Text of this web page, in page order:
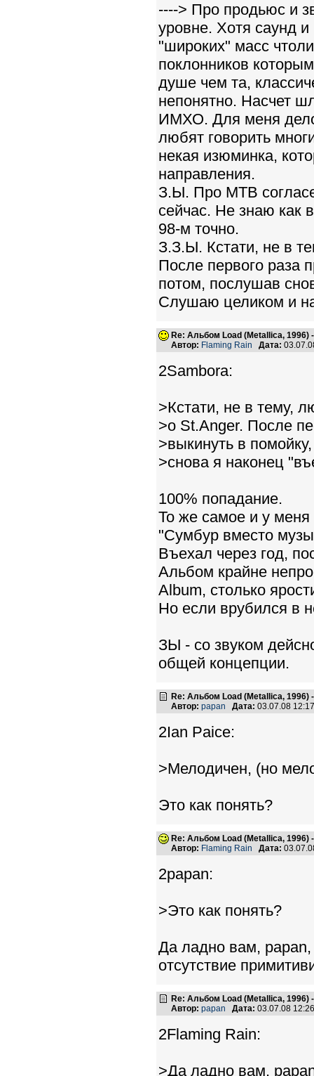
----> Про продьюс и
уровне. Хотя саунд
"широких" масс
поклонников
душе чем та,
непонятно. Насчет
ИМХО. Для меня дело
любят говорить
некая изюминка,
направления.
З.Ы. Про МТВ
сейчас. Не знаю как
98-м точно.
З.З.Ы. Кстати, не в
После первого раза
потом, послушав
Слушаю целиком и
Re: Альбом Load (Metallica, 1996)
Автор: Flaming Rain Дата:
2Sambora:
>Кстати, не в тему,
>о St.Anger. После
>выкинуть в
>снова я наконец
100% попадание.
То же самое и у меня
"Сумбур вместо
Въехал через год,
Альбом крайне
Album, столько
Но если врубился в
ЗЫ - со звуком
общей концепции.
Re: Альбом Load (Metallica, 1996)
Автор: papan Дата: 03.07.08
2Ian Paice:
>Мелодичен, (но
Это как понять?
Re: Альбом Load (Metallica, 1996)
Автор: Flaming Rain Дата:
2papan:
>Это как понять?
Да ладно вам, papan,
отсутствие
Re: Альбом Load (Metallica, 1996)
Автор: papan Дата: 03.07.08
2Flaming Rain:
>Да ладно вам,